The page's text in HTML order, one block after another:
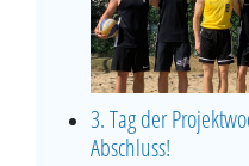
3. Tag der
Abschluss!